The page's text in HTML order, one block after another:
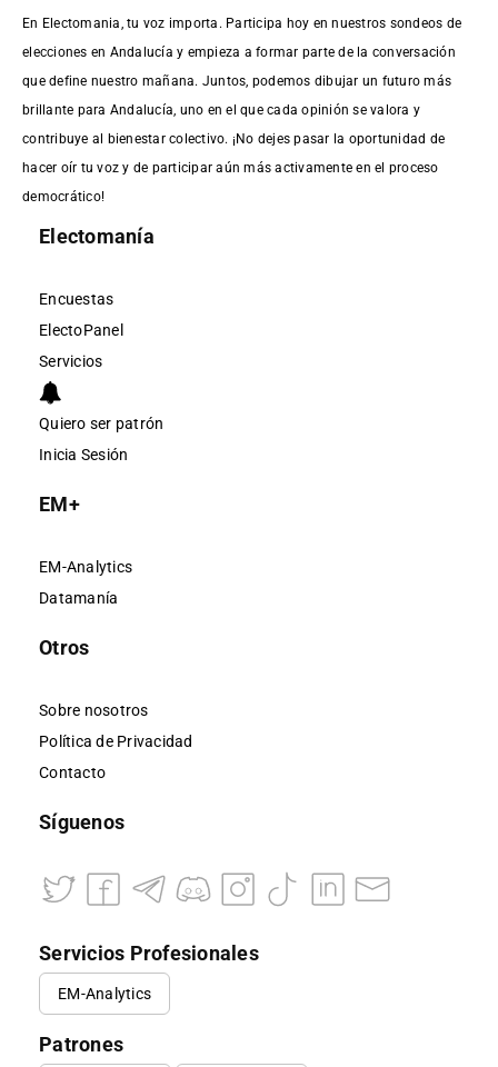
En Electomania, tu voz importa. Participa hoy en nuestros sondeos de
elecciones en Andalucía y empieza a formar parte de la conversación
que define nuestro mañana. Juntos, podemos dibujar un futuro más
brillante para Andalucía, uno en el que cada opinión se valora y
contribuye al bienestar colectivo. ¡No dejes pasar la oportunidad de
hacer oír tu voz y de participar aún más activamente en el proceso
democrático!
Electomanía
Encuestas
ElectoPanel
Servicios
Quiero ser patrón
Inicia Sesión
EM+
EM-Analytics
Datamanía
Otros
Sobre nosotros
Política de Privacidad
Contacto
Síguenos
Servicios Profesionales
EM-Analytics
Patrones